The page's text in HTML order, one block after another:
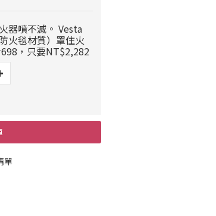
器噴不滅。 Vesta
火毯材質）罩住火
，只要NT$2,282
單